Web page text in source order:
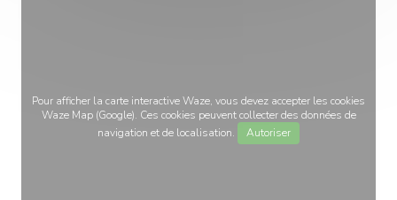
Pour afficher la carte interactive Waze, vous devez accepter les cookies
Waze Map (Google). Ces cookies peuvent collecter des données de
navigation et de localisation.
Autoriser